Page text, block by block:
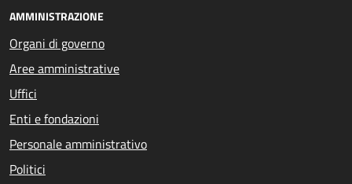
AMMINISTRAZIONE
Organi di governo
Aree amministrative
Uffici
Enti e fondazioni
Personale amministrativo
Politici